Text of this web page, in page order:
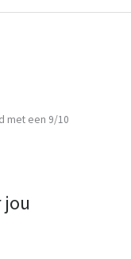
met een 9/10
jou